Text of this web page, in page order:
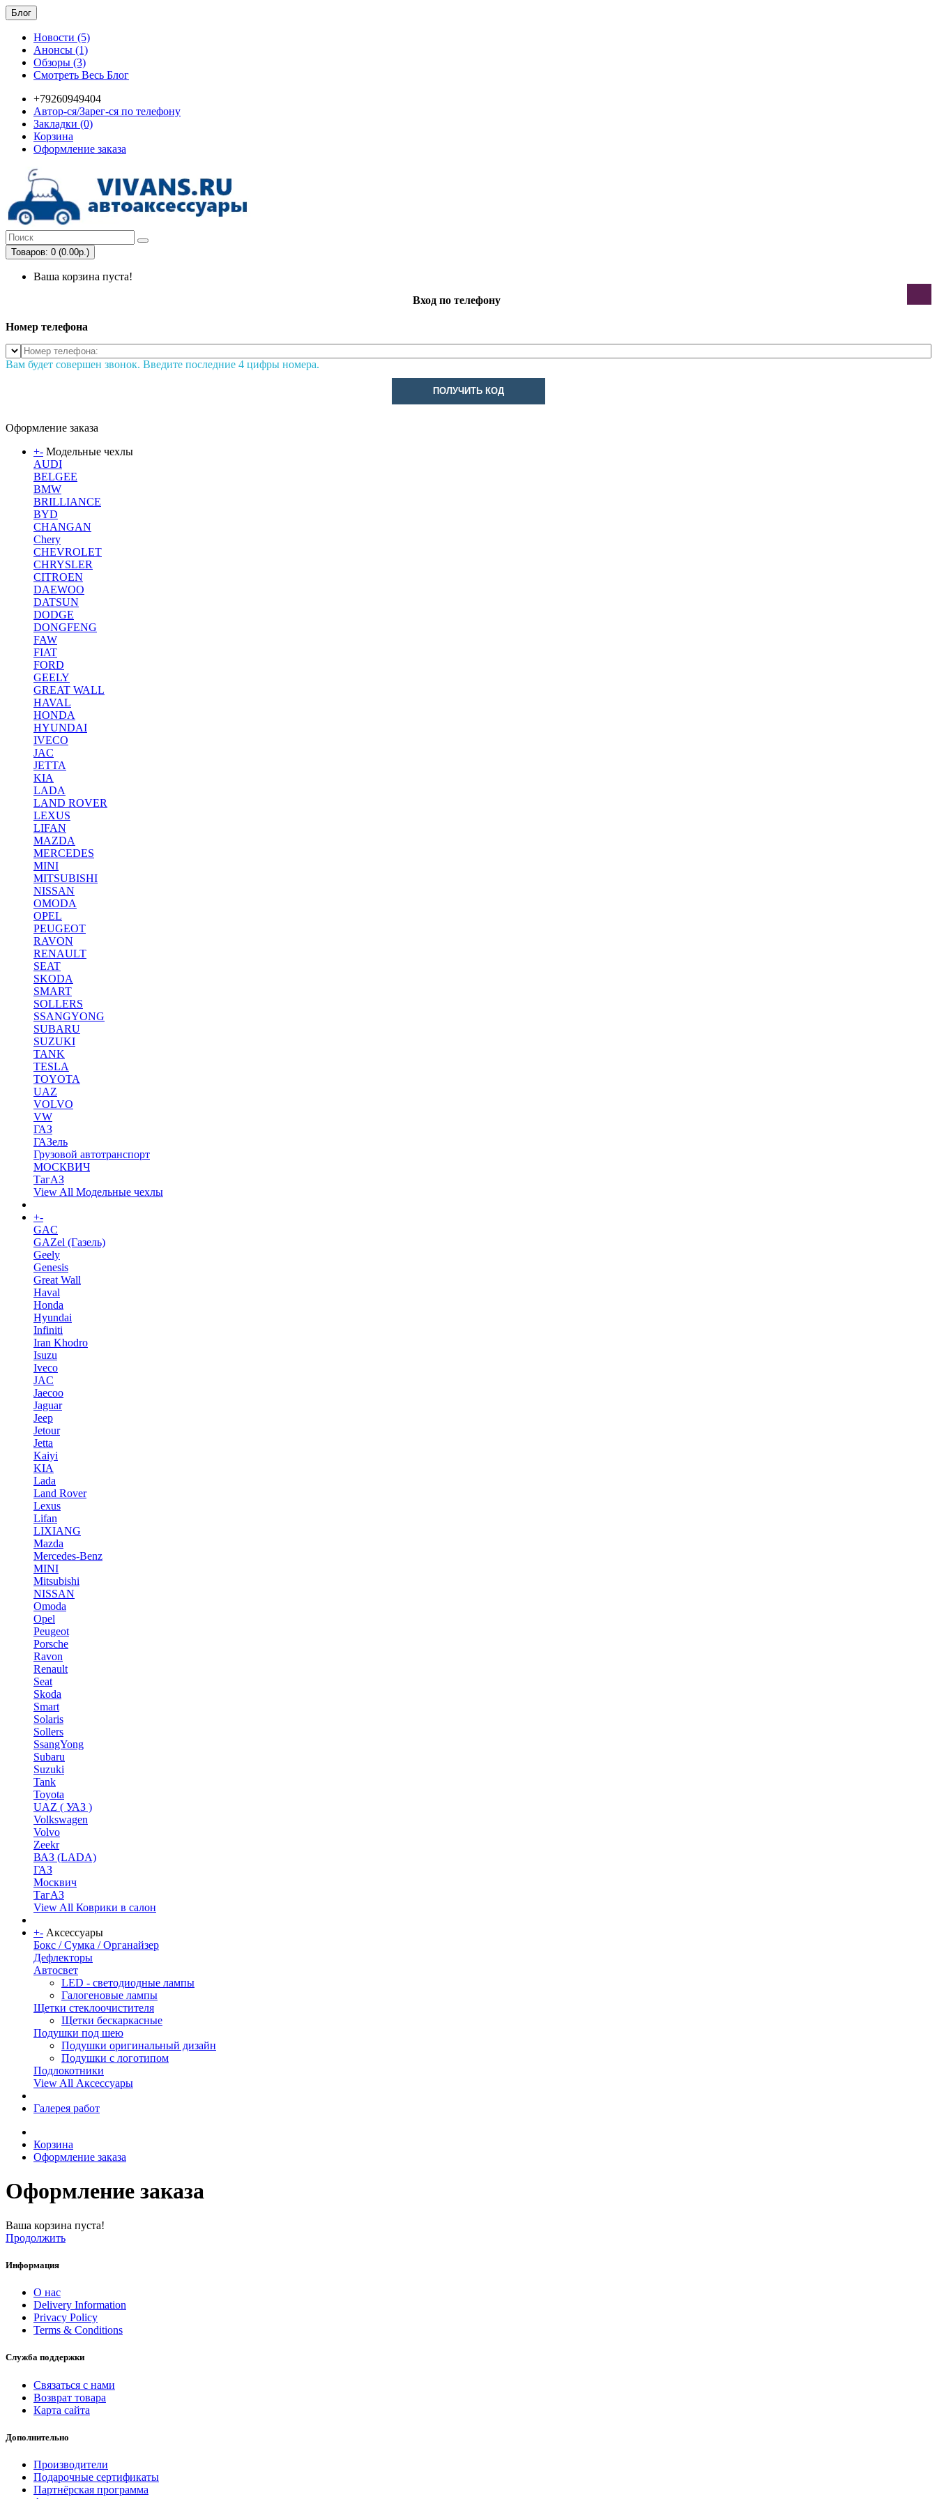
Блог
Новости (5)
Анонсы (1)
Обзоры (3)
Смотреть Весь Блог
+79260949404
Автор-ся/Зарег-ся по телефону
Закладки (0)
Корзина
Оформление заказа
Товаров: 0 (0.00р.)
Ваша корзина пуста!
Вход по телефону
Номер телефона
Вам будет совершен звонок. Введите последние 4 цифры номера.
ПОЛУЧИТЬ КОД
Оформление заказа
+- Модельные чехлы
AUDI
BELGEE
BMW
BRILLIANCE
BYD
CHANGAN
Chery
CHEVROLET
CHRYSLER
CITROEN
DAEWOO
DATSUN
DODGE
DONGFENG
FAW
FIAT
FORD
GEELY
GREAT WALL
HAVAL
HONDA
HYUNDAI
IVECO
JAC
JETTA
KIA
LADA
LAND ROVER
LEXUS
LIFAN
MAZDA
MERCEDES
MINI
MITSUBISHI
NISSAN
OMODA
OPEL
PEUGEOT
RAVON
RENAULT
SEAT
SKODA
SMART
SOLLERS
SSANGYONG
SUBARU
SUZUKI
TANK
TESLA
TOYOTA
UAZ
VOLVO
VW
ГАЗ
ГАЗель
Грузовой автотранспорт
МОСКВИЧ
ТагАЗ
View All Модельные чехлы
+-
GAC
GAZel (Газель)
Geely
Genesis
Great Wall
Haval
Honda
Hyundai
Infiniti
Iran Khodro
Isuzu
Iveco
JAC
Jaecoo
Jaguar
Jeep
Jetour
Jetta
Kaiyi
KIA
Lada
Land Rover
Lexus
Lifan
LIXIANG
Mazda
Mercedes-Benz
MINI
Mitsubishi
NISSAN
Omoda
Opel
Peugeot
Porsche
Ravon
Renault
Seat
Skoda
Smart
Solaris
Sollers
SsangYong
Subaru
Suzuki
Tank
Toyota
UAZ ( УАЗ )
Volkswagen
Volvo
Zeekr
ВАЗ (LADA)
ГАЗ
Москвич
ТагАЗ
View All Коврики в салон
+- Аксессуары
Бокс / Сумка / Органайзер
Дефлекторы
Автосвет
LED - светодиодные лампы
Галогеновые лампы
Щетки стеклоочистителя
Щетки бескаркасные
Подушки под шею
Подушки оригинальный дизайн
Подушки с логотипом
Подлокотники
View All Аксессуары
Галерея работ
Корзина
Оформление заказа
Оформление заказа
Ваша корзина пуста!
Продолжить
Информация
О нас
Delivery Information
Privacy Policy
Terms & Conditions
Служба поддержки
Связаться с нами
Возврат товара
Карта сайта
Дополнительно
Производители
Подарочные сертификаты
Партнёрская программа